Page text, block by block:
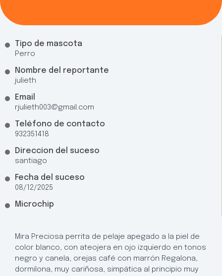
Tipo de mascota
Perro
Nombre del reportante
julieth
Email
rjulieth003@gmail.com
Teléfono de contacto
932351418
Direccion del suceso
santiago
Fecha del suceso
08/12/2025
Microchip
Mira Preciosa perrita de pelaje apegado a la piel de
color blanco, con ateojera en ojo izquierdo en tonos
negro y canela, orejas café con marrón Regalona,
dormilona, muy cariñosa, simpática al principio muy